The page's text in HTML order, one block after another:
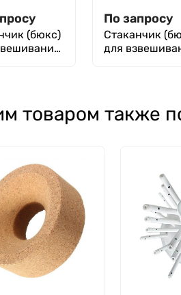
(бюкс)
По запросу
Стаканчик
для
товаром также